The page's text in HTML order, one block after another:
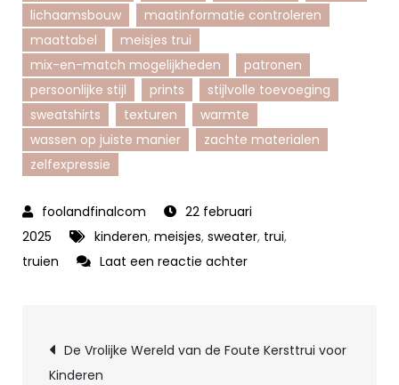
lichaamsbouw
maatinformatie controleren
maattabel
meisjes trui
mix-en-match mogelijkheden
patronen
persoonlijke stijl
prints
stijlvolle toevoeging
sweatshirts
texturen
warmte
wassen op juiste manier
zachte materialen
zelfexpressie
22 februari
2025
kinderen, meisjes, sweater, trui,
truien
Laat een reactie achterop
Comfort
Berichtnavigatie
De Vrolijke Wereld van de Foute Kersttrui voor
Kinderen